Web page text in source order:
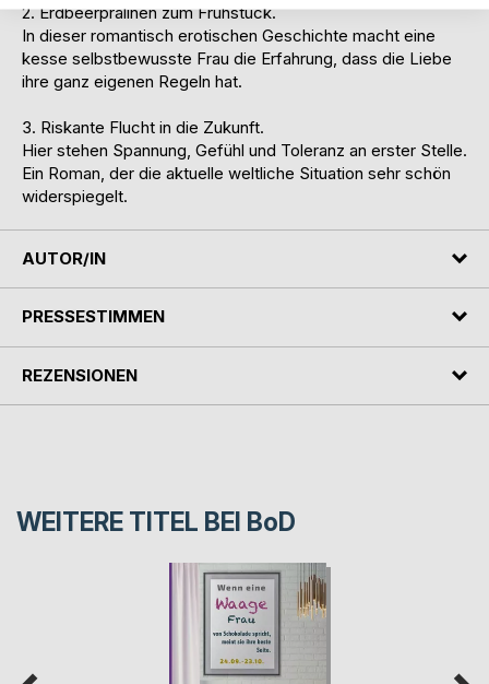
2. Erdbeerpralinen zum Frühstück.
In dieser romantisch erotischen Geschichte macht eine
kesse selbstbewusste Frau die Erfahrung, dass die Liebe
ihre ganz eigenen Regeln hat.
3. Riskante Flucht in die Zukunft.
Hier stehen Spannung, Gefühl und Toleranz an erster Stelle.
Ein Roman, der die aktuelle weltliche Situation sehr schön
widerspiegelt.
AUTOR/IN
PRESSESTIMMEN
REZENSIONEN
WEITERE TITEL BEI BoD